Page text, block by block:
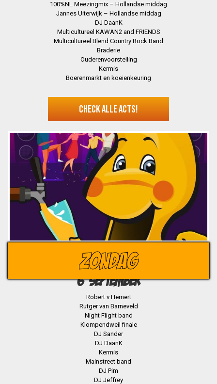
100%NL Meezingmix – Hollandse middag
Jannes Uiterwijk – Hollandse middag
DJ DaanK
Multicultureel KAWAN2 and FRIENDS
Multicultureel Blend Country Rock Band
Braderie
Ouderenvoorstelling
Kermis
Boerenmarkt en koeienkeuring
CHECK ALLE ACTS!
ZONDAG
6 SEPTEMBER
Robert v Hemert
Rutger van Barneveld
Night Flight band
Klompendweil finale
DJ Sander
DJ DaanK
Kermis
Mainstreet band
DJ Pim
DJ Jeffrey